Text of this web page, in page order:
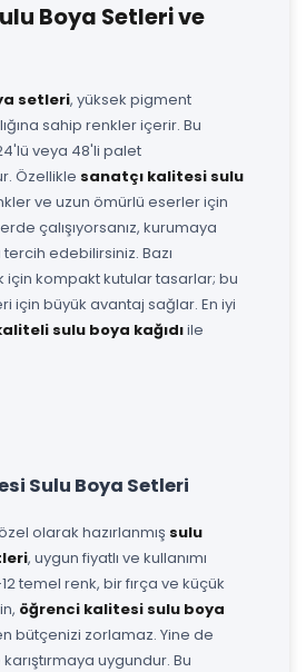
Boya Setleri ve
setleri, yüksek pigment
sahip renkler içerir. Bu
veya 48'li palet
Özellikle sanatçı kalitesi sulu
ve uzun ömürlü eserler için
çalışıyorsanız, kurumaya
tercih edebilirsiniz. Bazı
için kompakt kutular tasarlar; bu
için büyük avantaj sağlar. En iyi
sulu boya kağıdıile
Sulu Boya Setleri
olarak hazırlanmış sulu
, uygun fiyatlı ve kullanımı
temel renk, bir fırça ve küçük
öğrenci kalitesi sulu boya
bütçenizi zorlamaz. Yine de
uygundur. Bu